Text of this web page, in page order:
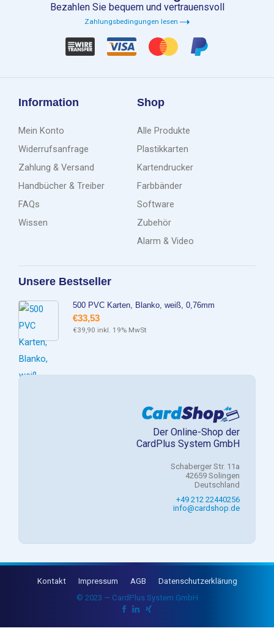
Bezahlen Sie bequem und vertrauensvoll
Zahlungsbedingungen lesen
Information
Mein Konto
Widerrufsanfrage
Zahlung & Versand
Handbücher & Treiber
FAQs
Wissen
Shop
Alle Produkte
Plastikkarten
Kartendrucker
Farbbänder
Software
Zubehör
Alarm & Video
Unsere Bestseller
500 PVC Karten, Blanko, weiß, 0,76mm
€33,53
€39,90 inkl. 19% MwSt
Der Online-Shop der
CardPlus System GmbH
Schaberger Str. 11a
42659 Solingen
Deutschland
+49 212 22440256
info@cardshop.de
© 2023 — CardPlus System GmbH
Kontakt Impressum AGB Datenschutzerklärung